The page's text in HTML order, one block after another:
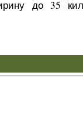
до 35